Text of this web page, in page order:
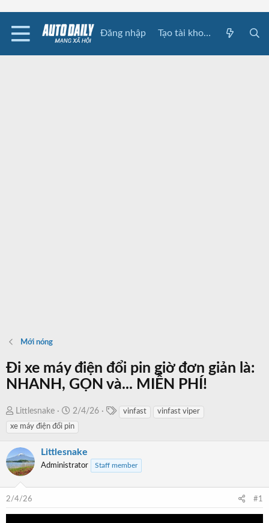
Đăng nhập Tạo tài khoản
Mới nóng
Đi xe máy điện đổi pin giờ đơn giản là:
NHANH, GỌN và... MIỄN PHÍ!
T
h
e
a
d
t
a
Littlesnake
N
g
y
b
t
ầ
2/4/26 vinfast
vinfast viper
xe máy điện đổi pin
Littlesnake
Administrator Staff member
2/4/26 #1